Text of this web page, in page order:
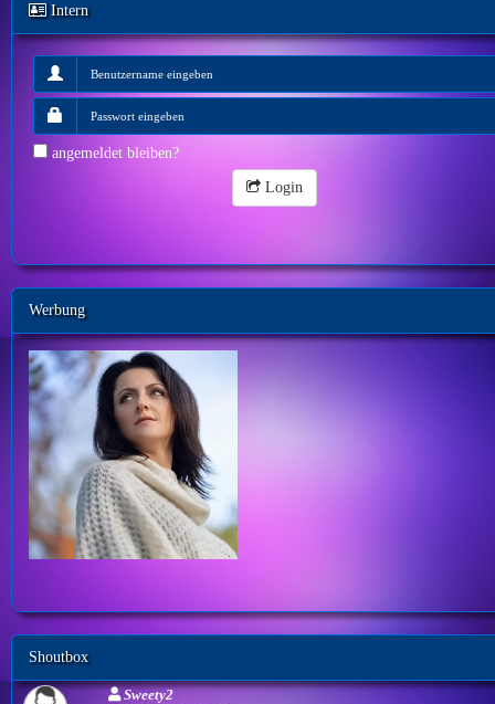
Intern
angemeldet bleiben?
Login
Werbung
Shoutbox
Sweety2